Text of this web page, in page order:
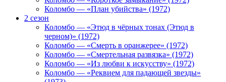
Коломбо — «План убийства» (1972)
2 сезон
Коломбо — «Этюд в чёрных тонах (Этюд в
черном)» (1972)
Коломбо — «Смерть в оранжерее» (1972)
Коломбо — «Смертельная развязка» (1972)
Коломбо — «Из любви к искусству» (1972)
Коломбо — «Реквием для падающей звезды»